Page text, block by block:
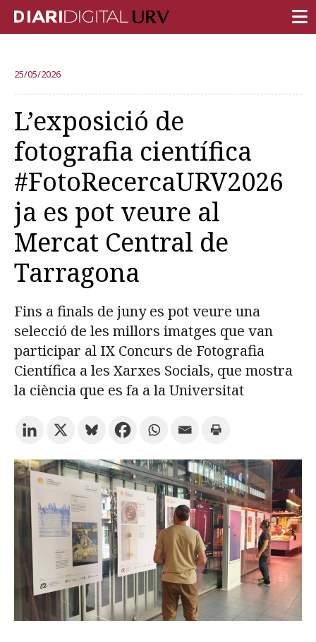
RECERCA
DOCÈNCIA
INSTITUCIÓ
VIDA AL CAMPUS
COMUNITAT URV
REPORTATGES
Més categories
Prova la cerca avançada
25/05/2026
L’exposició de
fotografia científica
#FotoRecercaURV2026
ja es pot veure al
Mercat Central de
Tarragona
Fins a finals de juny es pot veure una
selecció de les millors imatges que van
participar al IX Concurs de Fotografia
Científica a les Xarxes Socials, que mostra
la ciència que es fa a la Universitat